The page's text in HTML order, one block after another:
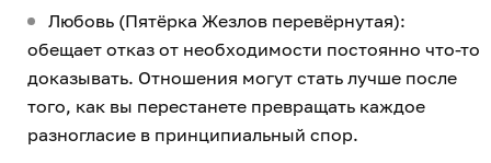
Любовь (Пятёрка Жезлов перевёрнутая):
обещает отказ от необходимости постоянно что-то
доказывать. Отношения могут стать лучше после
того, как вы перестанете превращать каждое
разногласие в принципиальный спор.